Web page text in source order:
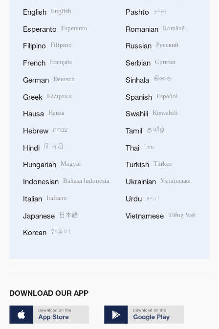
English English
Esperanto Esperanto
Filipino Filipino
French Français
German Deutsch
Greek Ελληνικά
Hausa Hausa
Hebrew עברית
Hindi हिन्दी
Hungarian Magyar
Indonesian Bahasa Indonesia
Italian Italiano
Japanese 日本語
Korean 한국어
Pashto پښتو
Romanian Română
Russian Русский
Serbian Српски
Sinhala සිංහල
Spanish Español
Swahili Kiswahili
Tamil தமிழ்
Thai ไทย
Turkish Türkçe
Ukrainian Українська
Urdu اردو
Vietnamese Tiếng Việt
DOWNLOAD OUR APP